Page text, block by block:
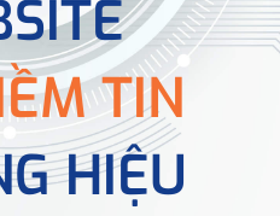
TIN
HIỆU